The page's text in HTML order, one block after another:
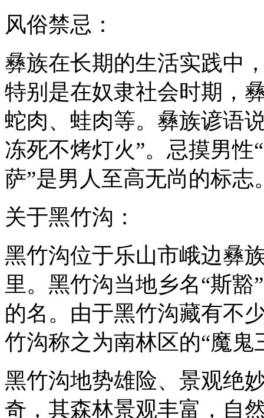
风俗禁忌：
彝族在长期的生活实践中
特别是在奴隶社会时期，
蛇肉、蛙肉等。彝族谚语
冻死不烤灯火”。忌摸男性
萨”是男人至高无尚的标志
关于黑竹沟：
黑竹沟位于乐山市峨边彝
里。黑竹沟当地乡名“斯豁
的名。由于黑竹沟藏有不
竹沟称之为南林区的“魔鬼
黑竹沟地势雄险、景观绝
奇，其森林景观丰富，自